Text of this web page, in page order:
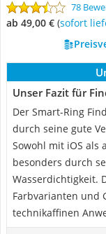
78
ab 49,00 € ( Sofort
Unser Fazit für
Der Smart-Ring
durch seine gute
Sowohl mit iOS als
besonders durch
Wasserdichtigkeit.
Farbvarianten und
technikaffinen